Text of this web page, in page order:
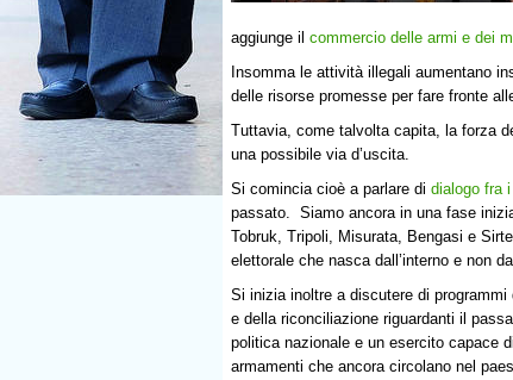
aggiunge il commercio delle armi e dei
Insomma le attività illegali aumentano
delle risorse promesse per fare fronte
Tuttavia, come talvolta capita, la forza
una possibile via d’uscita.
Si comincia cioè a parlare di dialogo fra
passato. Siamo ancora in una fase
Tobruk, Tripoli, Misurata, Bengasi e
elettorale che nasca dall’interno e non
Si inizia inoltre a discutere di
e della riconciliazione riguardanti il
politica nazionale e un esercito capace
armamenti che ancora circolano nel